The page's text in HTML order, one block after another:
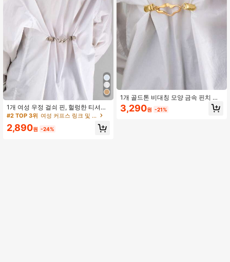
1개 여성 우정 걸쇠 핀, 헐렁한 티셔츠
와 청바지에 적합
#2 TOP 3위 여성 커프스 링크 및 타이 클립
2,890원 -24%
1개 골드톤 비대칭 모양 금속 핀치 핀
여성용 - 블라우스, 드레스, 티셔츠용
허리 조임기 - 헐렁한 상의를 조이는
3,290원 -21%